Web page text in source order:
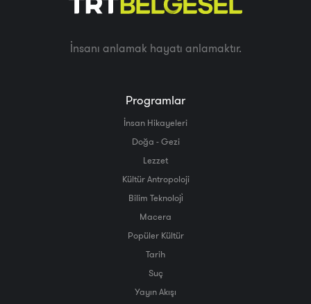
İnsanı anlamak hayatı anlamaktır.
Programlar
İnsan Hikayeleri
Doğa - Gezi
Lezzet
Kültür Antropoloji
Bilim Teknoloji̇
Macera
Popüler Kültür
Tarih
Suç
Yayın Akışı